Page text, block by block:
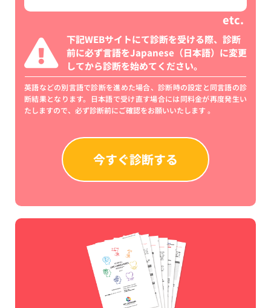
etc.
下記WEBサイトにて診断を受ける際、診断
前に必ず言語をJapanese（日本語）に変更
してから診断を始めてください。
英語などの別言語で診断を進めた場合、診断時の設定と同言語の診
断結果となります。日本語で受け直す場合には同料金が再度発生い
たしますので、必ず診断前にご確認をお願いいたします 。
今すぐ診断する